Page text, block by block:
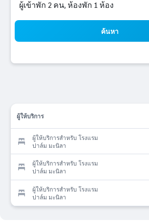
ผู้เข้าพัก 2 คน, ห้องพัก 1 ห้อง
ค้นหา
ผู้ให้บริการ
ผู้ให้บริการสำหรับ โรงแรม
ปาล์ม มะนิลา
ผู้ให้บริการสำหรับ โรงแรม
ปาล์ม มะนิลา
ผู้ให้บริการสำหรับ โรงแรม
ปาล์ม มะนิลา